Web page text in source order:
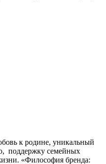
к родине, уникальный
поддержку семейных
«Философия бренда: